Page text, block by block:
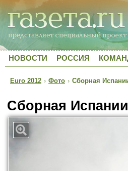
НОВОСТИ РОССИЯ
Euro 2012 › Фото › Сборная
Сборная